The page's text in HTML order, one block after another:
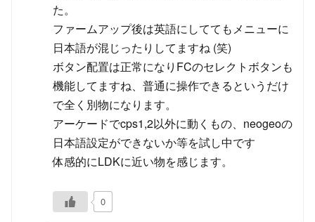
た。
ファームアップ後は英語にしててもメニューに
日本語が混じったりしてますね (笑)
ボタン配置は正常になりFCのセレクトボタンも
機能してますね、普通に操作できるというだけ
で全く別物になります。
アーケードでcps1,2以外に動くもの、neogeoの
日本語設定ができないか等を試し中です
体感的にLDKに近い物を感じます。
0